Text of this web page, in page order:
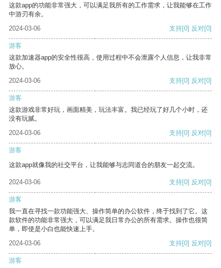
这款app的功能非常强大，可以满足我所有的工作需求，让我能够在工作
中游刃有余。
2024-03-06
支持[0] 反对[0]
游客
这款加速器app的安全性很高，使用过程中不会泄露个人信息，让我非常
放心。
2024-03-06
支持[0] 反对[0]
游客
这款游戏非常好玩，画面精美，玩法丰富。我已经玩了好几个小时，还
没有玩腻。
2024-03-06
支持[0] 反对[0]
游客
这款app就像我的社交平台，让我能够与志同道合的朋友一起交流。
2024-03-06 支持[0] 反对[0]
游客
我一直在寻找一款功能强大、操作简单的办公软件，终于找到了它。这
款软件的功能非常强大，可以满足我日常办公的所有需求。操作也很简
单，即使是小白也能快速上手。
2024-03-06
支持[0] 反对[0]
游客